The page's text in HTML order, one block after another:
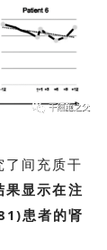
了间充质干
果显示在注
患者的肾